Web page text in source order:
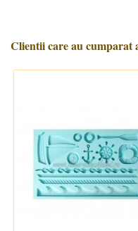
Clientii care au cumparat